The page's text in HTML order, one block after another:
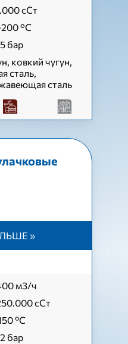
сСт
°C
бар
ковкий чугун,
сталь,
сталь
»
м3/ч
сСт
ºC
бар